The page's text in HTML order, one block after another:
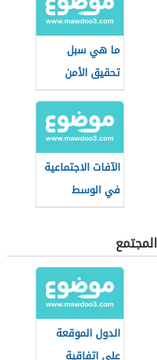
ما هي سبل
تحقيق الأمن
الغذائي
الآفات الاجتماعية
في الوسط
المدرسي
الدول الموقعة
على اتفاقية